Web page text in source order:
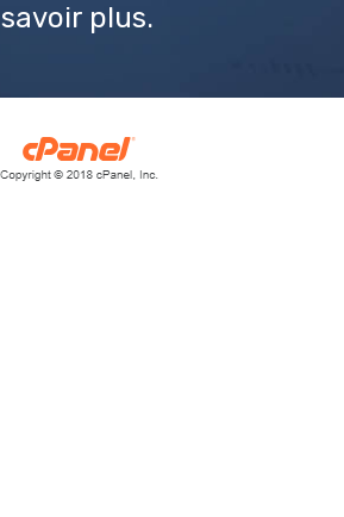
savoir plus.